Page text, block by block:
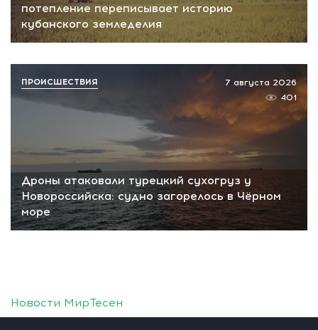
потепление переписывает историю
кубанского земледелия
Дроны атаковали турецкий сухогруз у
Новороссийска: судно загорелось в Чёрном
море
7 августа 2026
401
ПРОИСШЕСТВИЯ
Новости МирТесен